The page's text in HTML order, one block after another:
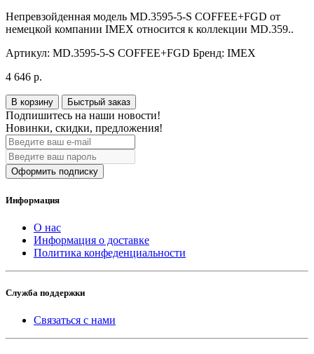
Непревзойденная модель MD.3595-5-S COFFEE+FGD от
немецкой компании IMEX относится к коллекции MD.359..
Артикул: MD.3595-5-S COFFEE+FGD Бренд: IMEX
4 646 р.
В корзину Быстрый заказ
Подпишитесь на наши новости!
Новинки, скидки, предложения!
Оформить подписку
Информация
О нас
Информация о доставке
Политика конфеденциальности
Служба поддержки
Связаться с нами